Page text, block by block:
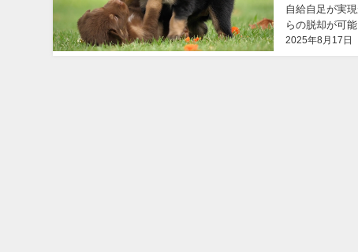
2025年8月17日
自給自足が実
らの脱却が可